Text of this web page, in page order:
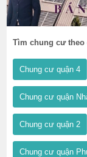
Tìm chung cư theo
Chung cư quận 4
Chung cư quận
Chung cư quận 2
Chung cư quận